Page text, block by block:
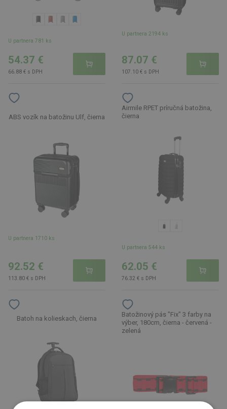
U partnera 781 ks
54.37 €
66.88 € s DPH
U partnera 2194 ks
87.07 €
107.10 € s DPH
ABS vozík na batožinu Ulf, čierna
U partnera 1710 ks
92.52 €
113.80 € s DPH
Airmile RPET príručná batožina,
čierna
U partnera 544 ks
62.05 €
76.32 € s DPH
Batoh na kolieskach, čierna
Batožinový pás "Fix" 3 farby na
výber, 180cm, čierna - červená -
zelená